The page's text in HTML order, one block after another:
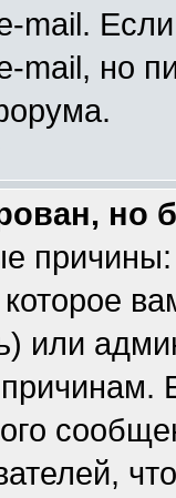
mail.
mail, но
но
или